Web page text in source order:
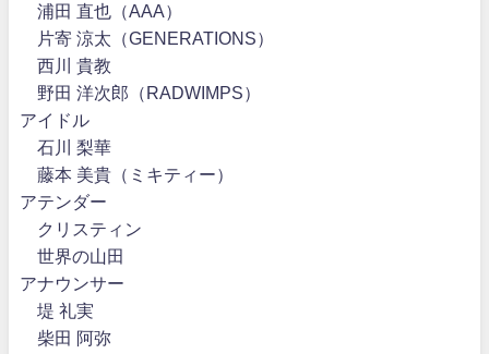
浦田 直也（AAA）
片寄 涼太（GENERATIONS）
西川 貴教
野田 洋次郎（RADWIMPS）
アイドル
石川 梨華
藤本 美貴（ミキティー）
アテンダー
クリスティン
世界の山田
アナウンサー
堤 礼実
柴田 阿弥